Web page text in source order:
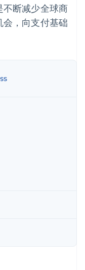
断减少全球商
会，向支付基础